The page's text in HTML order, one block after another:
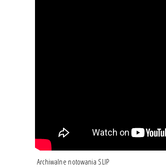
Archiwalne notowania SLIP